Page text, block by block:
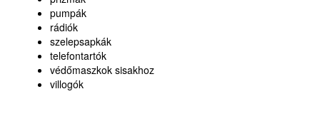
pumpák
rádiók
szelepsapkák
telefontartók
védőmaszkok sisakhoz
villogók